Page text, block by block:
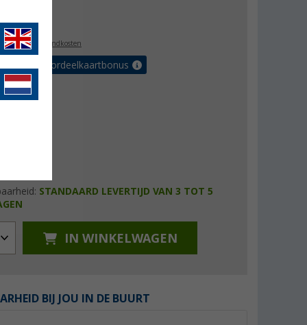
BTW plus verzendkosten
tot 5% voordeelkaartbonus
STANDAARD LEVERTIJD VAN 3 TOT 5
IN WINKELWAGEN
BIJ JOU IN DE BUURT